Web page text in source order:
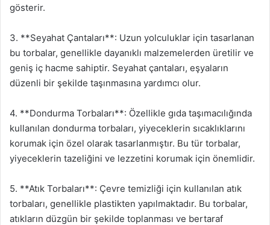
gösterir.
3. **Seyahat Çantaları**: Uzun yolculuklar için tasarlanan
bu torbalar, genellikle dayanıklı malzemelerden üretilir ve
geniş iç hacme sahiptir. Seyahat çantaları, eşyaların
düzenli bir şekilde taşınmasına yardımcı olur.
4. **Dondurma Torbaları**: Özellikle gıda taşımacılığında
kullanılan dondurma torbaları, yiyeceklerin sıcaklıklarını
korumak için özel olarak tasarlanmıştır. Bu tür torbalar,
yiyeceklerin tazeliğini ve lezzetini korumak için önemlidir.
5. **Atık Torbaları**: Çevre temizliği için kullanılan atık
torbaları, genellikle plastikten yapılmaktadır. Bu torbalar,
atıkların düzgün bir şekilde toplanması ve bertaraf